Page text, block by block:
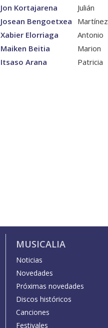
Jon Kortajarena
Julián
Josean Bengoetxea
Martínez
Xabier Elorriaga
Antonio
Maiken Beitia
Marion
Itsaso Arana
Patricia
MUSICALIA
Noticias
Novedades
Próximas novedades
Discos históricos
Canciones
Festivales